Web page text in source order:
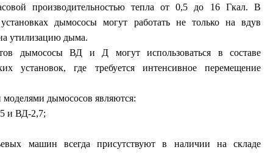
производительностью тепла от 0,5 до 16 Гкал. В
дымососы могут работать не только на вдув
утилизацию дыма.
дымососы ВД и Д могут использоваться в составе
установок, где требуется интенсивное перемещение
дымососов являются:
и ВД-2,7;
машин всегда присутствуют в наличии на складе